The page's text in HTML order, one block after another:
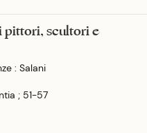
pittori, scultori e
: Salani
; 51-57